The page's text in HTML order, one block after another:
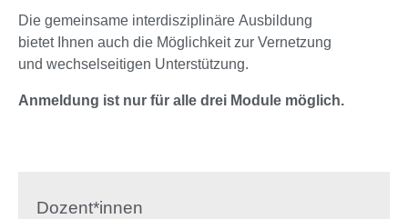
Die gemeinsame interdisziplinäre Ausbildung
bietet Ihnen auch die Möglichkeit zur Vernetzung
und wechselseitigen Unterstützung.
Anmeldung ist nur für alle drei Module möglich.
Dozent*innen